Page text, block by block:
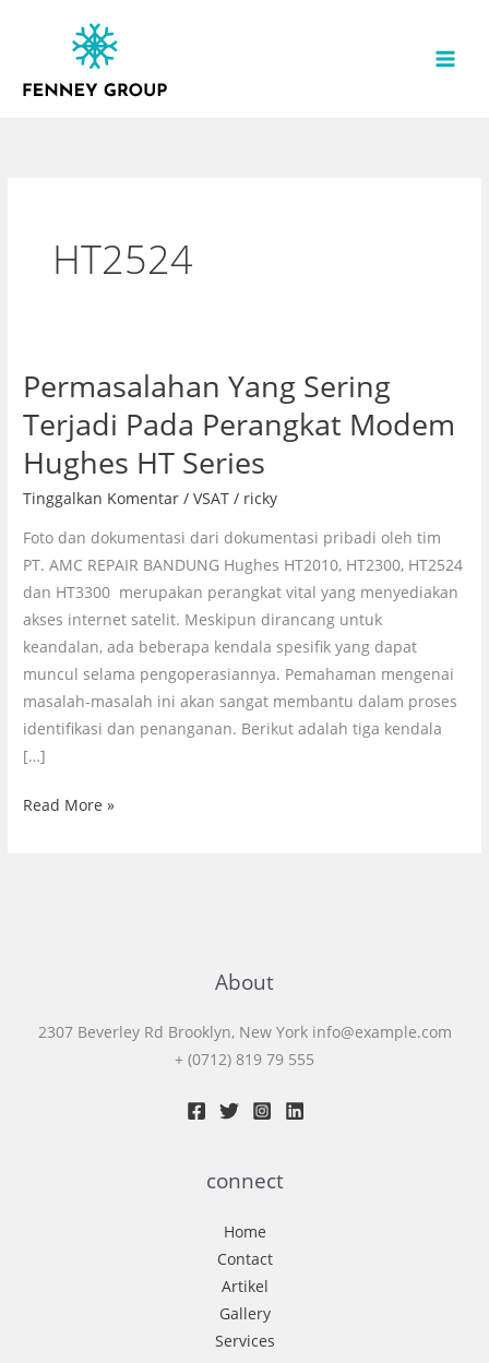
HT2524
Permasalahan Yang Sering
Terjadi Pada Perangkat Modem
Hughes HT Series
Tinggalkan Komentar /VSAT / ricky
Foto dan dokumentasi dari dokumentasi pribadi oleh tim
PT. AMC REPAIR BANDUNG Hughes HT2010, HT2300, HT2524
dan HT3300 merupakan perangkat vital yang menyediakan
akses internet satelit. Meskipun dirancang untuk
keandalan, ada beberapa kendala spesifik yang dapat
muncul selama pengoperasiannya. Pemahaman mengenai
masalah-masalah ini akan sangat membantu dalam proses
identifikasi dan penanganan. Berikut adalah tiga kendala
[…]
Permasalahan
Sering
Terjadi
Pada
Modem
Hughes
HT
Series
Read More »
About
2307 Beverley Rd Brooklyn, New York info@example.com
+ (0712) 819 79 555
connect
Home
Contact
Artikel
Gallery
Services